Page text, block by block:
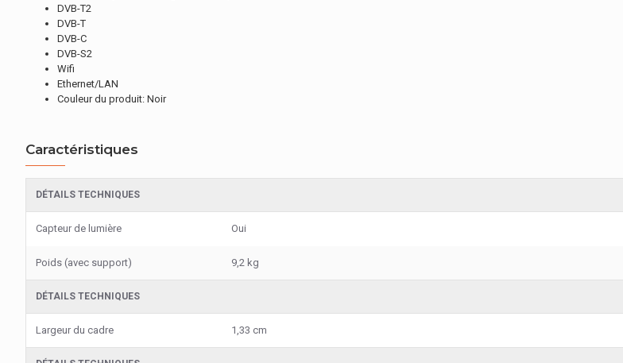
DVB-T2
DVB-T
DVB-C
DVB-S2
Wifi
Ethernet/LAN
Couleur du produit: Noir
Caractéristiques
DÉTAILS TECHNIQUES
Capteur de lumière Oui
Poids (avec support) 9,2 kg
DÉTAILS TECHNIQUES
Largeur du cadre 1,33 cm